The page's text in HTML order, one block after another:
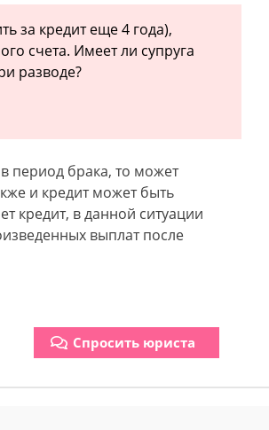
за кредит еще 4 года),
счета. Имеет ли супруга
разводе?
период брака, то может
и кредит может быть
кредит, в данной ситуации
выплат после
Спросить юриста